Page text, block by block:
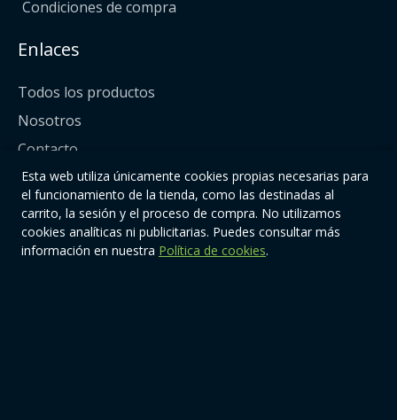
Condiciones de compra
Enlaces
Todos los productos
Nosotros
Contacto
Síguenos
Esta web utiliza únicamente cookies propias necesarias para
el funcionamiento de la tienda, como las destinadas al
carrito, la sesión y el proceso de compra. No utilizamos
cookies analíticas ni publicitarias. Puedes consultar más
información en nuestra Política de cookies.